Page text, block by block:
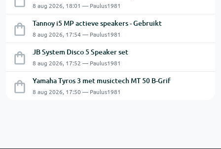
8 aug 2026, 18:01 — Paulus1981
Tannoy i5 MP actieve speakers - Gebruikt
8 aug 2026, 17:54 — Paulus1981
JB System Disco 5 Speaker set
8 aug 2026, 17:52 — Paulus1981
Yamaha Tyros 3 met musictech MT 50 B-Grif
8 aug 2026, 17:50 — Paulus1981